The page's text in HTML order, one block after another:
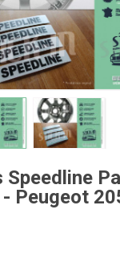
Speedline
Peugeot